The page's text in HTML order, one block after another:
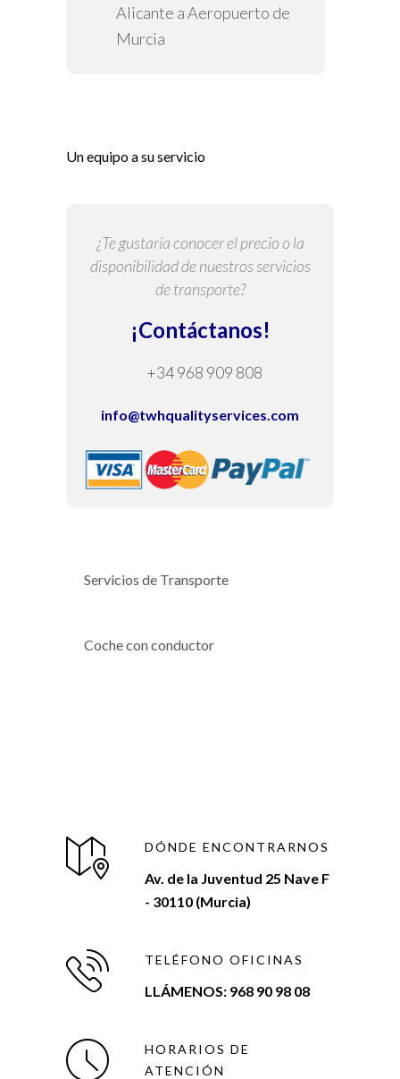
Alicante a Aeropuerto de
Murcia
Un equipo a su servicio
¿Te gustaría conocer el precio o la
disponibilidad de nuestros servicios
de transporte?
¡Contáctanos!
+34 968 909 808
info@twhqualityservices.com
Servicios de Transporte
Coche con conductor
DÓNDE ENCONTRARNOS
Av. de la Juventud 25 Nave F
- 30110 (Murcia)
TELÉFONO OFICINAS
LLÁMENOS: 968 90 98 08
HORARIOS DE
ATENCIÓN